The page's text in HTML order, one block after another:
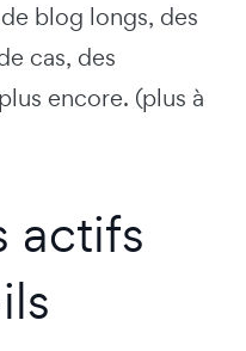
blog longs, des
cas, des
encore. (plus à
actifs